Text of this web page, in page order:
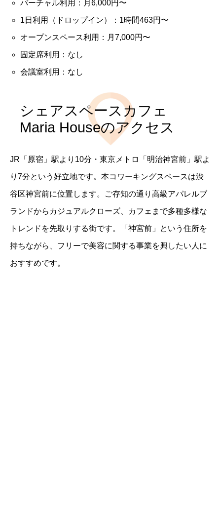
バーチャル利用：月6,000円〜
1日利用（ドロップイン）：1時間463円〜
オープンスペース利用：月7,000円〜
固定席利用：なし
会議室利用：なし
シェアスペースカフェ
Maria Houseのアクセス
JR「原宿」駅より10分・東京メトロ「明治神宮前」駅よ
り7分という好立地です。本コワーキングスペースは渋
谷区神宮前に位置します。ご存知の通り高級アパレルブ
ランドからカジュアルクローズ、カフェまで多種多様な
トレンドを先取りする街です。「神宮前」という住所を
持ちながら、フリーで美容に関する事業を興したい人に
おすすめです。